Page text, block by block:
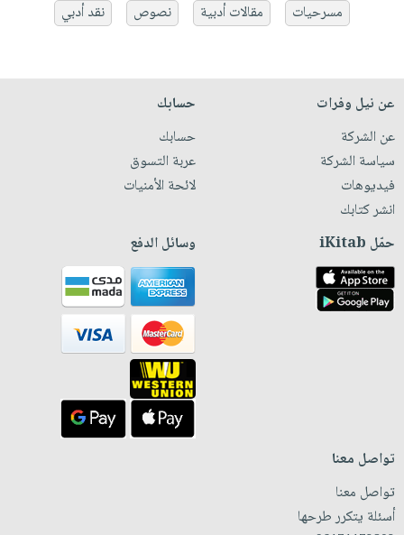
مسرحيات
مقالات أدبية نصوص نقد أدبي
عن نيل وفرات
عن الشركة
سياسة الشركة
فيديوهات
انشر كتابك
حسابك
حسابك
عربة التسوق
لائحة الأمنيات
حمّل iKitab وسائل الدفع
تواصل معنا
تواصل معنا
أسئلة يتكرر طرحها